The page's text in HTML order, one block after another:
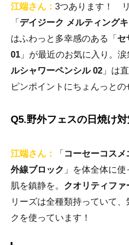
江端さん： 3つあります！
「デイジーク メルティング
はふわっと多幸感のある「セ
01 」が最近のお気に入り。
ルシャワーペンシル 02 」は
ピンポイントにちょんっとの
Q5.野外フェスの日焼け
江端さん： 「コーセーコス
外線ブロック 」を体全体に
肌を鎮静を。 クオリティファ
リーズは全種類持っていて
クを使っています！